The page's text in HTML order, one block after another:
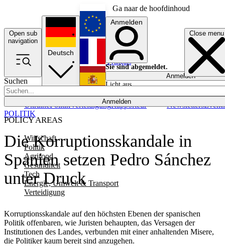
Ga naar de hoofdinhoud
Open sub
navigation
Close menu
Suchen
Anmelden
POLICY AREAS
Wirtschaft
Politik
Agrifood
Gesundheit
Tech
Energie, Umwelt & Transport
Verteidigung
UkrainePolitikVerteidigungRapporteur NewslettersEvents
Deutsch
English
Français
Anmelden
Sie sind abgemeldet.
Anmelden
Licht aus
Die Korruptionsskandale in
Spanien setzen Pedro Sánchez
unter Druck
Korruptionsskandale auf den höchsten Ebenen der spanischen
Politik offenbaren, wie Juristen behaupten, das Versagen der
Institutionen des Landes, verbunden mit einer anhaltenden Misere,
die Politiker kaum bereit sind anzugehen.
POLITIK